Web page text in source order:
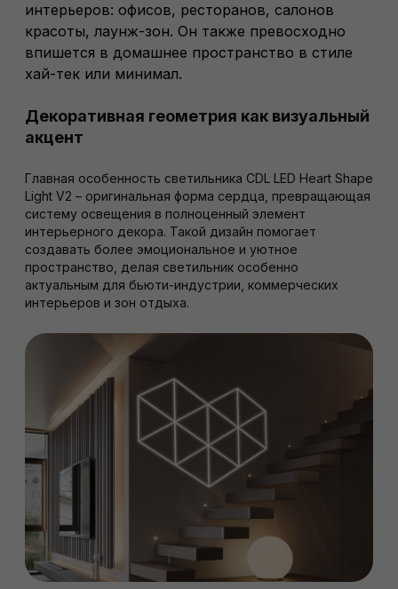
интерьеров: офисов, ресторанов, салонов
красоты, лаунж-зон. Он также превосходно
впишется в домашнее пространство в стиле
хай-тек или минимал.
Декоративная геометрия как визуальный
акцент
Главная особенность светильника CDL LED Heart Shape
Light V2 – оригинальная форма сердца, превращающая
систему освещения в полноценный элемент
интерьерного декора. Такой дизайн помогает
создавать более эмоциональное и уютное
пространство, делая светильник особенно
актуальным для бьюти-индустрии, коммерческих
интерьеров и зон отдыха.